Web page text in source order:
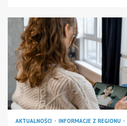
AKTUALNOŚCI INFORMACJE Z REGIONU